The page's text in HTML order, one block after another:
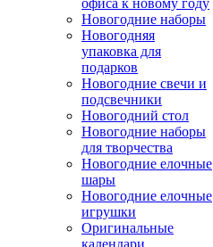
офиса к новому году
Новогодние наборы
Новогодняя
упаковка для
подарков
Новогодние свечи и
подсвечники
Новогодний стол
Новогодние наборы
для творчества
Новогодние елочные
шары
Новогодние елочные
игрушки
Оригинальные
календари